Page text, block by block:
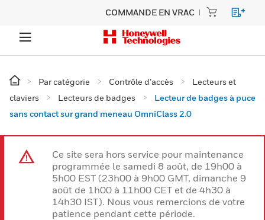
COMMANDE EN VRAC
Par catégorie Contrôle d’accès
Lecteurs et
claviers
Lecteurs de badges
Lecteur de badges à puce
sans contact sur grand meneau OmniClass 2.0
Ce site sera hors service pour maintenance
programmée le samedi 8 août, de 19h00 à
5h00 EST (23h00 à 9h00 GMT, dimanche 9
août de 1h00 à 11h00 CET et de 4h30 à
14h30 IST). Nous vous remercions de votre
patience pendant cette période.